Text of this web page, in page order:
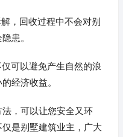
，回收过程中不会对别
患。
可以避免产生自然的浪
经济收益。
，可以让您安全又环
是别墅建筑业主，广大